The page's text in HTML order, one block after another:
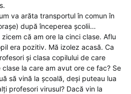
va arăta transportul în comun în
după începerea școlii…
că am ore la cinci clase. Aflu
era pozitiv. Mă izolez acasă. Ca
și clasa copilului de care
la care am avut ore ce fac? Se
să vină la școală, deși puteau lua
profesori virusul? Dacă vin la